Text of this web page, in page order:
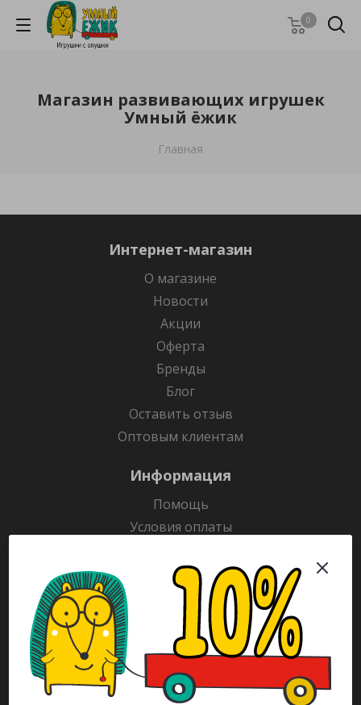
0
Магазин развивающих игрушек
Умный ёжик
Главная
Интернет-магазин
О магазине
Новости
Акции
Оферта
Бренды
Блог
Оставить отзыв
Оптовым клиентам
Информация
Помощь
Условия оплаты
Гарантия на товар
Раскраски
Рекламодателям
Каталог
Будьте всегда в курсе!